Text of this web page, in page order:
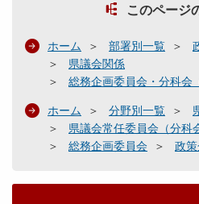
このページ
ホーム 部署別一覧
県議会関係
総務企画委員会・分科会
ホーム 分野別一覧
県議会常任委員会（分科
総務企画委員会
政